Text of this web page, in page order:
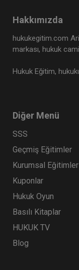
Hakkımızda
hukukegitim.com
markası, hukuk
Hukuk Eğitim,
Diğer Menü
SSS
Geçmiş Eğitimler
Kurumsal Eğitimler
Kuponlar
Hukuk Oyun
Basılı Kitaplar
HUKUK TV
Blog